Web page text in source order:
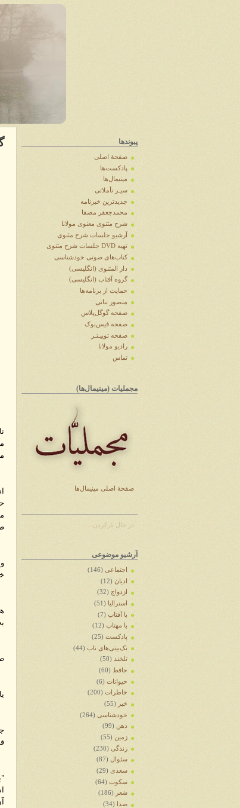
پیوندها
صفحهٔ اصلی
پادکست‌ها
مینیمال‌ها
سیـر تأملاتی
جدیدترین خبرنامه
محمدجعفر مصفا
شرح مثنوی معنوی مولانا
آرشيو جلسات شرح مثنوی
تهیه DVD جلسات شرح مثنوی
کتاب‌های صوتی خودشناسی
دار المثنوی (انگلیسی)
گروه آفتاب (انگلیسی)
حمایت از برنامه‌ها
منصور بنانی
صفحه گوگل‌پلاس
صفحه فیس‌بوک
صفحه توییـتـر
رادیو مولانا
تماس
مجملیات (مینیمال‌ها)
صفحهٔ اصلی مینیمال‌ها
در حال بارکردن…
آرشیو موضوعی
اجتماعی (146)
ادیان (12)
ازدواج (32)
استرالیا (51)
با آفتاب (7)
با مهتاب (12)
پادکست (25)
تک‌بیتی‌های ناب (44)
تلخند (50)
حافظ (60)
حیوانات (6)
خاطرات (200)
خبر (55)
خودشناسی (264)
ذهن (99)
زمین (55)
زندگی (230)
سئوال (87)
سعدی (29)
سکوت (64)
شعر (186)
صدا
(34)